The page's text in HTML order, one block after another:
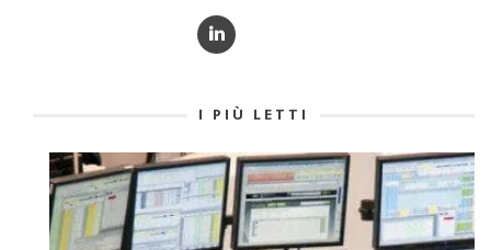
I PIÙ LETTI